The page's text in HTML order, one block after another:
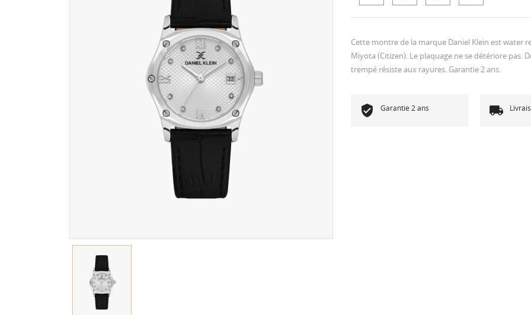
Cette montre de la marque Daniel Klein est
Miyota (Citizen). Le plaquage ne se détériore pas.
trempé résiste aux rayures. Garantie 2 ans.
Garantie 2 ans